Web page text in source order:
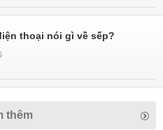
thoại nói gì về sếp?
thêm